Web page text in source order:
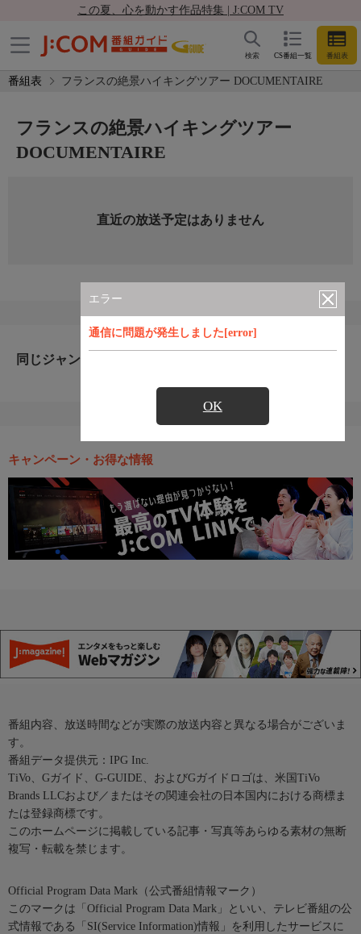
この夏、心を動かす作品特集 | J:COM TV
CS番組一覧 番組表
検索
番組表 フランスの絶景ハイキングツアー DOCUMENTAIRE
エラー
通信に問題が発生しました[error]
OK
フランスの絶景ハイキングツアー
DOCUMENTAIRE
直近の放送予定はありません
同じジャンルのおすすめ番組
キャンペーン・お得な情報
番組内容、放送時間などが実際の放送内容と異なる場合がございま
す。
番組データ提供元：IPG Inc.
TiVo、Gガイド、G-GUIDE、およびGガイドロゴは、米国TiVo
Brands LLCおよび／またはその関連会社の日本国内における商標ま
たは登録商標です。
このホームページに掲載している記事・写真等あらゆる素材の無断
複写・転載を禁じます。
Official Program Data Mark（公式番組情報マーク）
このマークは「Official Program Data Mark」といい、テレビ番組の公
式情報である「SI(Service Information)情報」を利用したサービスに